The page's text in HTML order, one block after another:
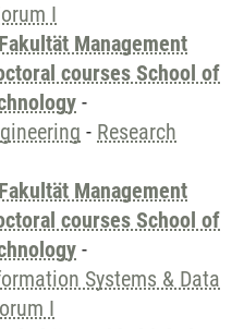
I
Management
courses School of
-
- Research
Management
courses School of
-
Systems & Data
I